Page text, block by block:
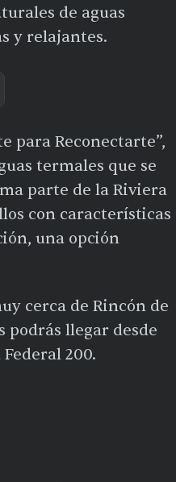
de aguas
y relajantes.
para Reconectarte”,
termales que se
parte de la Riviera
con características
una opción
cerca de Rincón de
podrás llegar desde
200.